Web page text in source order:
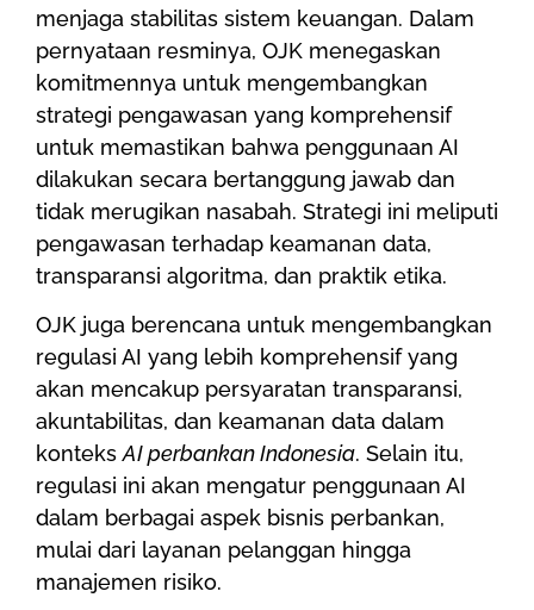
menjaga stabilitas sistem keuangan. Dalam
pernyataan resminya, OJK menegaskan
komitmennya untuk mengembangkan
strategi pengawasan yang komprehensif
untuk memastikan bahwa penggunaan AI
dilakukan secara bertanggung jawab dan
tidak merugikan nasabah. Strategi ini meliputi
pengawasan terhadap keamanan data,
transparansi algoritma, dan praktik etika.
OJK juga berencana untuk mengembangkan
regulasi AI yang lebih komprehensif yang
akan mencakup persyaratan transparansi,
akuntabilitas, dan keamanan data dalam
konteksAI perbankan Indonesia. Selain itu,
regulasi ini akan mengatur penggunaan AI
dalam berbagai aspek bisnis perbankan,
mulai dari layanan pelanggan hingga
manajemen risiko.